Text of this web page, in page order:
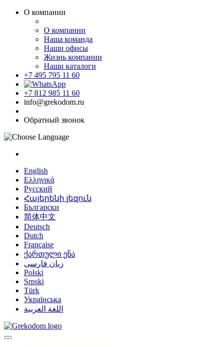
О компании
О компании
Наша команда
Наши офисы
Жизнь компании
Наши каталоги
+7 495 795 11 60
+7 812 985 11 60
info@grekodom.ru
Обратный звонок
English
Ελληνικά
Русский
Հայերենի լեզուն
Български
简体中文
Deutsch
Dutch
Française
ქართული ენა
زبان فارسی
Polski
Srpski
Türk
Українська
اللغة العربية